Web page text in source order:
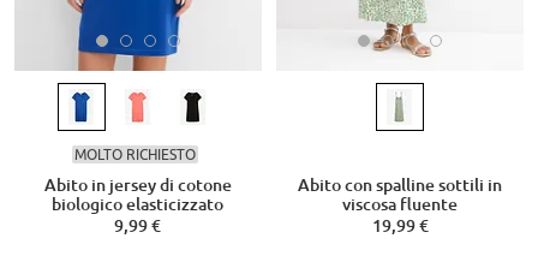
MOLTO RICHIESTO
Abito in jersey di cotone
biologico elasticizzato
9,99 €
Abito con spalline sottili in
viscosa fluente
19,99 €